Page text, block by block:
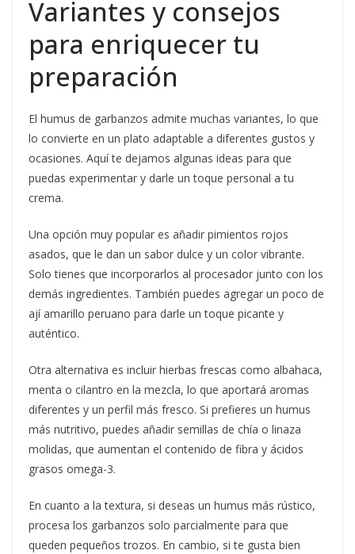
Variantes y consejos
para enriquecer tu
preparación
El humus de garbanzos admite muchas variantes, lo que
lo convierte en un plato adaptable a diferentes gustos y
ocasiones. Aquí te dejamos algunas ideas para que
puedas experimentar y darle un toque personal a tu
crema.
Una opción muy popular es añadir pimientos rojos
asados, que le dan un sabor dulce y un color vibrante.
Solo tienes que incorporarlos al procesador junto con los
demás ingredientes. También puedes agregar un poco de
ají amarillo peruano para darle un toque picante y
auténtico.
Otra alternativa es incluir hierbas frescas como albahaca,
menta o cilantro en la mezcla, lo que aportará aromas
diferentes y un perfil más fresco. Si prefieres un humus
más nutritivo, puedes añadir semillas de chía o linaza
molidas, que aumentan el contenido de fibra y ácidos
grasos omega-3.
En cuanto a la textura, si deseas un humus más rústico,
procesa los garbanzos solo parcialmente para que
queden pequeños trozos. En cambio, si te gusta bien